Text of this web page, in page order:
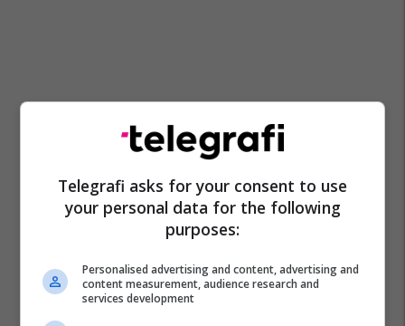
Telegrafi asks for your consent to use
your personal data for the following
purposes:
Personalised advertising and content, advertising and
content measurement, audience research and
services development